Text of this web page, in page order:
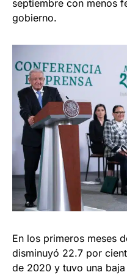
septiembre con menos
gobierno.
En los primeros meses
disminuyó 22.7 por
de 2020 y tuvo una